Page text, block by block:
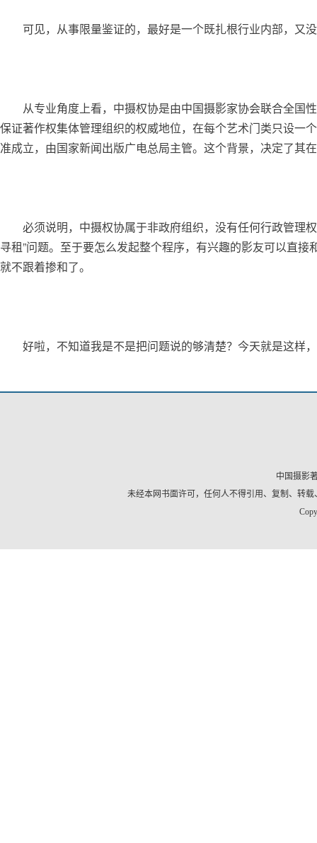
可见，从事限量鉴证的，最好是一个既扎根行业内部，
保证著作权集体管理组织的权威地位，在每个艺术门类只设一
准成立，由国家新闻出版广电总局主管。这个背景，决定了
寻租”问题。至于要怎么发起整个程序，有兴趣的影友可以直
就不跟着掺和了。
好啦，不知道我是不是把问题说的够清楚？今天就是这样
中国摄影
未经本网书面许可，任何人不得引用、复制、转